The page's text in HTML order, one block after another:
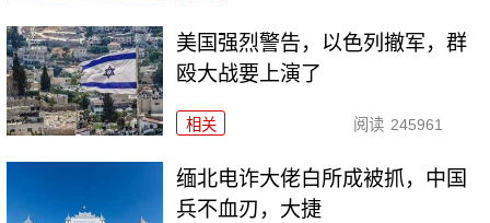
美国强烈警告，以色列撤军，群
殴大战要上演了
相关 阅读 245961
缅北电诈大佬白所成被抓，中国
兵不血刃，大捷